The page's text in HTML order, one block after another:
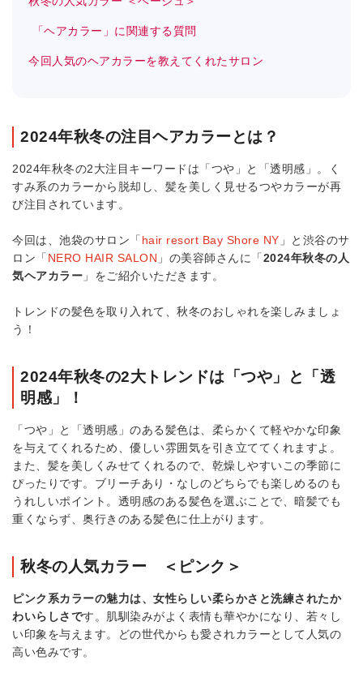
「ヘアカラー」に関連する質問
今回人気のヘアカラーを教えてくれたサロン
2024年秋冬の注目ヘアカラーとは？
2024年秋冬の2大注目キーワードは「つや」と「透明感」。く
すみ系のカラーから脱却し、髪を美しく見せるつやカラーが再
び注目されています。
今回は、池袋のサロン「 hair resort Bay Shore NY 」と渋谷のサ
ロン「 NERO HAIR SALON 」の美容師さんに「2024年秋冬の人
気ヘアカラー 」をご紹介いただきます。
トレンドの髪色を取り入れて、秋冬のおしゃれを楽しみましょ
う！
2024年秋冬の2大トレンドは「つや」と「透
明感」！
「つや」と「透明感」のある髪色は、柔らかくて軽やかな印象
を与えてくれるため、優しい雰囲気を引き立ててくれますよ。
また、髪を美しくみせてくれるので、乾燥しやすいこの季節に
ぴったりです。ブリーチあり・なしのどちらでも楽しめるのも
うれしいポイント。透明感のある髪色を選ぶことで、暗髪でも
重くならず、奥行きのある髪色に仕上がります。
秋冬の人気カラー ＜ピンク＞
ピンク系カラーの魅力は、女性らしい柔らかさと洗練されたか
わいらしさです。肌馴染みがよく表情も華やかになり、若々し
い印象を与えます。どの世代からも愛されカラーとして人気の
高い色みです。